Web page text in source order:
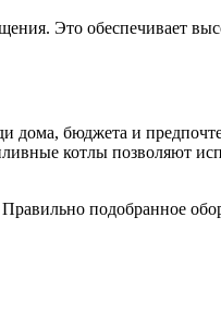
Это обеспечивает
дома, бюджета и
котлы позволяют
подобранное